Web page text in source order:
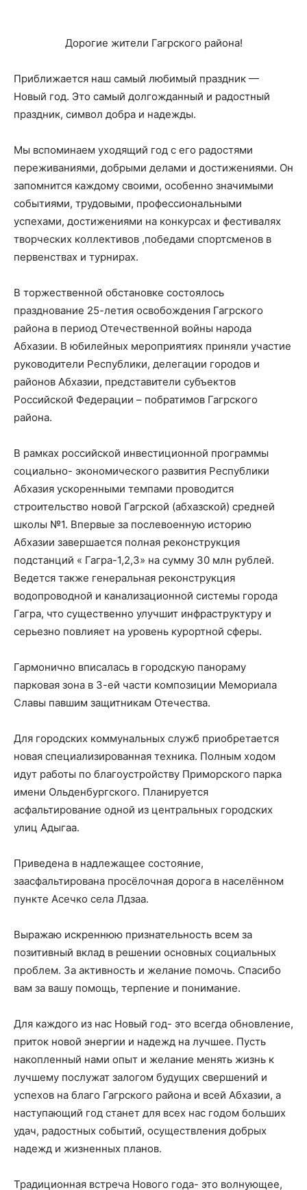
Дорогие жители Гагрского района!
Приближается наш самый любимый праздник —
Новый год. Это самый долгожданный и радостный
праздник, символ добра и надежды.
Мы вспоминаем уходящий год с его радостями
переживаниями, добрыми делами и достижениями. Он
запомнится каждому своими, особенно значимыми
событиями, трудовыми, профессиональными
успехами, достижениями на конкурсах и фестивалях
творческих коллективов ,победами спортсменов в
первенствах и турнирах.
В торжественной обстановке состоялось
празднование 25-летия освобождения Гагрского
района в период Отечественной войны народа
Абхазии. В юбилейных мероприятиях приняли участие
руководители Республики, делегации городов и
районов Абхазии, представители субъектов
Российской Федерации – побратимов Гагрского
района.
В рамках российской инвестиционной программы
социально- экономического развития Республики
Абхазия ускоренными темпами проводится
строительство новой Гагрской (абхазской) средней
школы №1. Впервые за послевоенную историю
Абхазии завершается полная реконструкция
подстанций « Гагра-1,2,3» на сумму 30 млн рублей.
Ведется также генеральная реконструкция
водопроводной и канализационной системы города
Гагра, что существенно улучшит инфраструктуру и
серьезно повлияет на уровень курортной сферы.
Гармонично вписалась в городскую панораму
парковая зона в 3-ей части композиции Мемориала
Славы павшим защитникам Отечества.
Для городских коммунальных служб приобретается
новая специализированная техника. Полным ходом
идут работы по благоустройству Приморского парка
имени Ольденбургского. Планируется
асфальтирование одной из центральных городских
улиц Адыгаа.
Приведена в надлежащее состояние,
заасфальтирована просёлочная дорога в населённом
пункте Асечко села Лдзаа.
Выражаю искреннюю признательность всем за
позитивный вклад в решении основных социальных
проблем. За активность и желание помочь. Спасибо
вам за вашу помощь, терпение и понимание.
Для каждого из нас Новый год- это всегда обновление,
приток новой энергии и надежд на лучшее. Пусть
накопленный нами опыт и желание менять жизнь к
лучшему послужат залогом будущих свершений и
успехов на благо Гагрского района и всей Абхазии, а
наступающий год станет для всех нас годом больших
удач, радостных событий, осуществления добрых
надежд и жизненных планов.
Традиционная встреча Нового года- это волнующее,